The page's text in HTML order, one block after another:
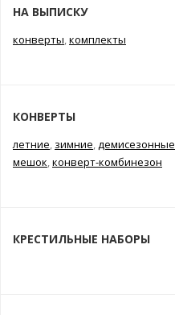
НА ВЫПИСКУ
конверты,комплекты
КОНВЕРТЫ
летние, зимние,демисезонные
мешок,конверт-комбинезон
КРЕСТИЛЬНЫЕ НАБОРЫ